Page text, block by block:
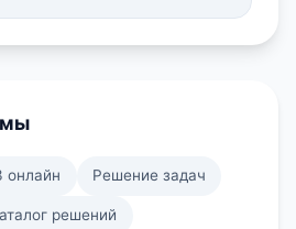
онлайн Решение задач
решений